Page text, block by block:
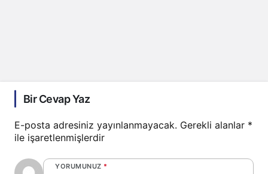
Bir Cevap Yaz
E-posta adresiniz yayınlanmayacak. Gerekli alanlar *
ile işaretlenmişlerdir
YORUMUNUZ *